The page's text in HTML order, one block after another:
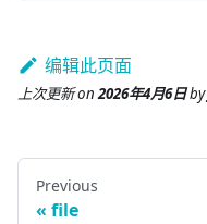
编辑此页面
上次更新on2026年4月6日by
Previous
file